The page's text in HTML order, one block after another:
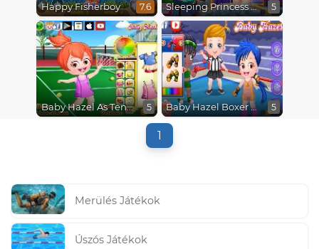
Happy Fisherboy 7.6 Sleeping Princess Swimming Pool 5
Baby Hazel As Tennis Dressup 5 Baby Hazel Boxer Dressup 5
1
Merülés Játékok
Úszós Játékok